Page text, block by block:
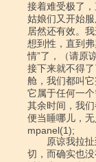
接着难受极了，
姑娘们又开始
居然还有效。
想到性，直到
情”了，（请原
接下来就不得
舱，我们都叫它
它属于任何一
其余时间，我
便当睡哪儿，无
mpanel(1);
原谅我拉扯
切，而确实也